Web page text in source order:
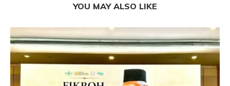
YOU MAY ALSO LIKE